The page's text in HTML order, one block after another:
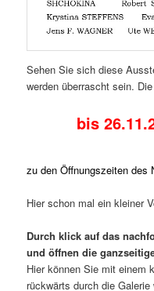
Sehen Sie sich diese
werden überrascht sein.
bis
zu den Öffnungszeiten des
Hier schon mal ein kleiner
Durch klick auf das
und öffnen die
Hier können Sie mit einem
rückwärts durch die